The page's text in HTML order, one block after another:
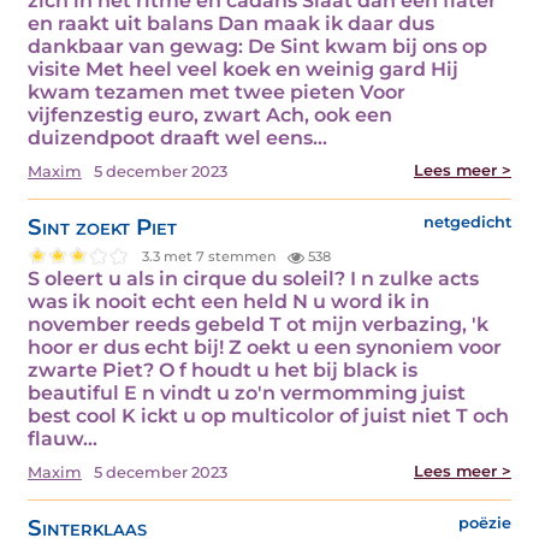
en raakt uit balans Dan maak ik daar dus
dankbaar van gewag: De Sint kwam bij ons op
visite Met heel veel koek en weinig gard Hij
kwam tezamen met twee pieten Voor
vijfenzestig euro, zwart Ach, ook een
duizendpoot draaft wel eens…
Maxim 5 december 2023 Lees meer >
Sint zoekt Piet netgedicht
3.3 met 7 stemmen 538
S oleert u als in cirque du soleil? I n zulke acts
was ik nooit echt een held N u word ik in
november reeds gebeld T ot mijn verbazing, 'k
hoor er dus echt bij! Z oekt u een synoniem voor
zwarte Piet? O f houdt u het bij black is
beautiful E n vindt u zo'n vermomming juist
best cool K ickt u op multicolor of juist niet T och
flauw…
Maxim 5 december 2023 Lees meer >
Sinterklaas poëzie